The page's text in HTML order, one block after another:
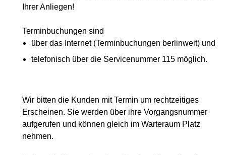
Ihrer Anliegen!
Terminbuchungen sind
über das Internet (Terminbuchungen berlinweit) und
telefonisch über die Servicenummer 115 möglich.
Wir bitten die Kunden mit Termin um rechtzeitiges
Erscheinen. Sie werden über ihre Vorgangsnummer
aufgerufen und können gleich im Warteraum Platz
nehmen.